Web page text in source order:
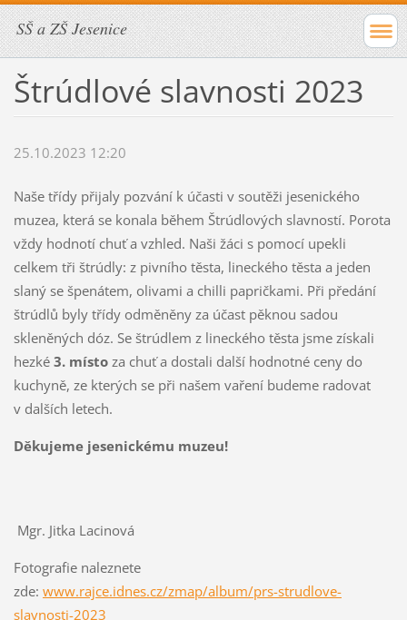
SŠ a ZŠ Jesenice
Štrúdlové slavnosti 2023
25.10.2023 12:20
Naše třídy přijaly pozvání k účasti v soutěži jesenického
muzea, která se konala během Štrúdlových slavností. Porota
vždy hodnotí chuť a vzhled. Naši žáci s pomocí upekli
celkem tři štrúdly: z pivního těsta, lineckého těsta a jeden
slaný se špenátem, olivami a chilli papričkami. Při předání
štrúdlů byly třídy odměněny za účast pěknou sadou
skleněných dóz. Se štrúdlem z lineckého těsta jsme získali
hezké 3. místoza chuť a dostali další hodnotné ceny do
kuchyně, ze kterých se při našem vaření budeme radovat
v dalších letech.
Děkujeme jesenickému muzeu!
Mgr. Jitka Lacinová
Fotografie naleznete
zde: www.rajce.idnes.cz/zmap/album/prs-strudlove-
slavnosti-2023